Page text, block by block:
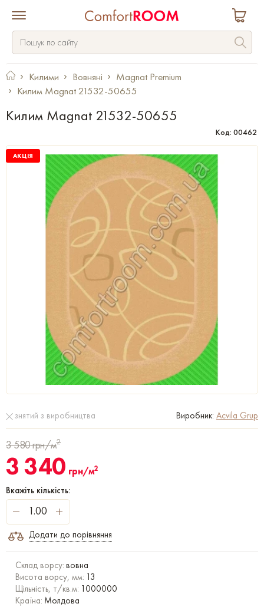
Килими Вовняні
Magnat Premium
Килим Magnat 21532-50655
Килим Magnat 21532-50655
Код: 00462
АКЦІЯ
знятий з виробництва Виробник: Acvila Grup
3 580грн/м2
3 340 грн/м2
Вкажіть кількість:
Додати до порівняння
Склад ворсу: вовна
Висота ворсу, мм: 13
Щільність, т/кв.м: 1000000
Країна: Молдова